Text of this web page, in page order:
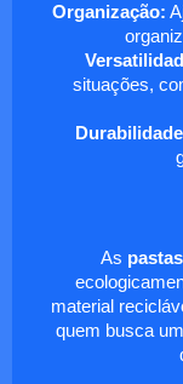
Organização:
situações,
As
material
quem busca